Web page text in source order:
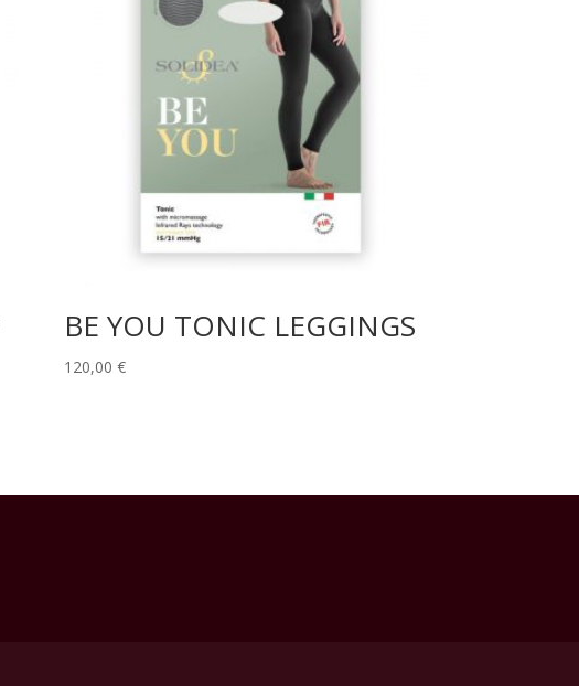
BE YOU TONIC LEGGINGS
120,00€